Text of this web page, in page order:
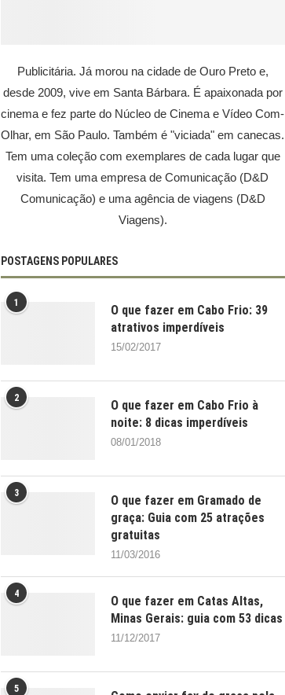
Publicitária. Já morou na cidade de Ouro Preto e,
desde 2009, vive em Santa Bárbara. É apaixonada por
cinema e fez parte do Núcleo de Cinema e Vídeo Com-
Olhar, em São Paulo. Também é "viciada" em canecas.
Tem uma coleção com exemplares de cada lugar que
visita. Tem uma empresa de Comunicação (D&D
Comunicação) e uma agência de viagens (D&D
Viagens).
POSTAGENS POPULARES
1
O que fazer em Cabo Frio: 39
atrativos imperdíveis
15/02/2017
2
O que fazer em Cabo Frio à
noite: 8 dicas imperdíveis
08/01/2018
3
O que fazer em Gramado de
graça: Guia com 25 atrações
gratuitas
11/03/2016
4
O que fazer em Catas Altas,
Minas Gerais: guia com 53 dicas
11/12/2017
5